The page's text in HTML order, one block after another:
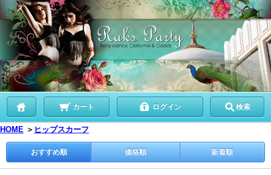
カート ログイン 検索
HOME ＞ ヒップスカーフ
おすすめ順 価格順 新着順